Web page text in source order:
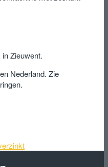
Zieuwent.
Nederland. Zie